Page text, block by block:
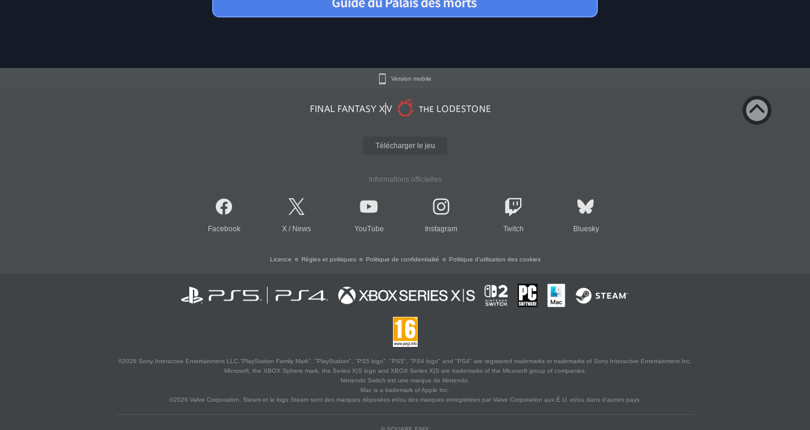
Version mobile
Télécharger le jeu
Informations officielles
Facebook X / News YouTube Instagram Twitch Bluesky
Licence Règles et politiques Politique de confidentialité Politique d'utilisation des cookies
©2026 Sony Interactive Entertainment LLC."PlayStation Family Mark", "PlayStation", "PS5 logo", "PS5", "PS4 logo" and "PS4" are registered trademarks or trademarks of Sony Interactive Entertainment Inc.
Microsoft, the XBOX Sphere mark, the Series X|S logo and XBOX Series X|S are trademarks of the Microsoft group of companies.
Nintendo Switch est une marque de Nintendo.
Mac is a trademark of Apple Inc.
©2026 Valve Corporation. Steam et le logo Steam sont des marques déposées et/ou des marques enregistrées par Valve Corporation aux É.U. et/ou dans d'autres pays.